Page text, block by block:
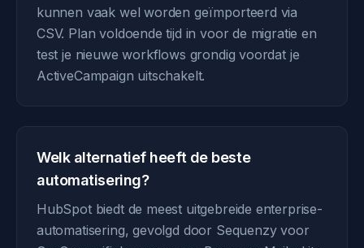
kunnen vaak wel worden geïmporteerd via
CSV. Plan voldoende tijd in voor de migratie en
test je nieuwe workflows grondig voordat je
ActiveCampaign uitschakelt.
Welk alternatief heeft de beste
automatisering?
HubSpot biedt de meest uitgebreide enterprise-
automatisering, gevolgd door Sequenzy voor